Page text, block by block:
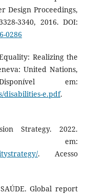
Design Proceedings,
3340, 2016. DOI:
0286
Realizing the
United Nations,
em:
disabilities-e.pdf.
Strategy. 2022.
em:
. Acesso
Global report